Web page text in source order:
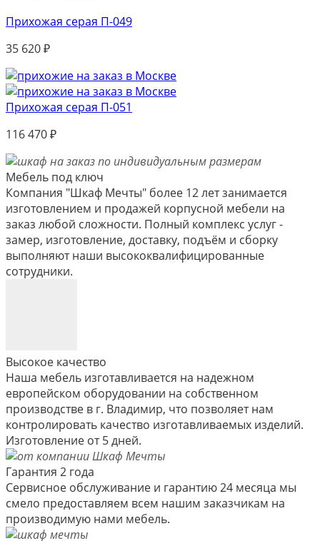
Прихожая серая П-049
35 620₽
Прихожая серая П-051
116 470₽
Мебель под ключ
Компания "Шкаф Мечты" более 12 лет занимается
изготовлением и продажей корпусной мебели на
заказ любой сложности. Полный комплекс услуг -
замер, изготовление, доставку, подъём и сборку
выполняют наши высококвалифицированные
сотрудники.
Высокое качество
Наша мебель изготавливается на надежном
европейском оборудовании на собственном
производстве в г. Владимир, что позволяет нам
контролировать качество изготавливаемых изделий.
Изготовление от 5 дней.
Гарантия 2 года
Сервисное обслуживание и гарантию 24 месяца мы
смело предоставляем всем нашим заказчикам на
производимую нами мебель.